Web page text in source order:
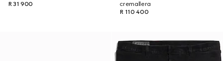
R 31 900
cremallera
R 110 400